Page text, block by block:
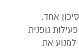
אחד.
גופנית
למנוע את